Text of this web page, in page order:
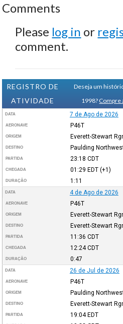
Comments
Please log in or
comment.
REGISTRO DE
ATIVIDADE
Deseja um
1998? Compre
DATA 7 de Ago de 2026
AERONAVE P46T
ORIGEM Everett-Stewart
DESTINO Paulding
PARTIDA 23:18 CDT
CHEGADA 01:29 EDT(+1)
DURAÇÃO 1:11
DATA 4 de Ago de 2026
AERONAVE P46T
ORIGEM Everett-Stewart
DESTINO Everett-Stewart
PARTIDA 11:36 CDT
CHEGADA 12:24CDT
DURAÇÃO 0:47
DATA 26 de Jul de 2026
AERONAVE P46T
ORIGEM Paulding
DESTINO Everett-Stewart
PARTIDA 19:04 EDT